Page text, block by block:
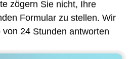
zögern Sie nicht, Ihre
Formular zu stellen. Wir
24 Stunden antworten